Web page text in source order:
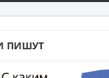
ПИШУТ